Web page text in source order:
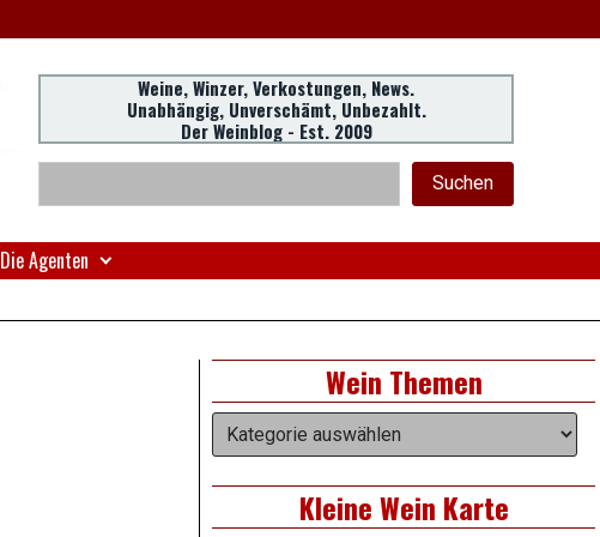
Header
Widget
Area
Weine, Winzer, Verkostungen, News.
Unabhängig, Unverschämt, Unbezahlt.
Der Weinblog - Est. 2009
Suchen
Die Agenten
Asides
Wein Themen
Wein
Themen
Kleine Wein Karte